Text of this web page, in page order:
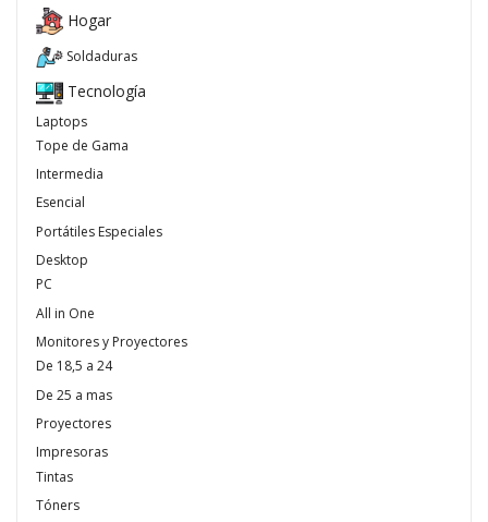
Hogar
Soldaduras
Tecnología
Laptops
Tope de Gama
Intermedia
Esencial
Portátiles Especiales
Desktop
PC
All in One
Monitores y Proyectores
De 18,5 a 24
De 25 a mas
Proyectores
Impresoras
Tintas
Tóners